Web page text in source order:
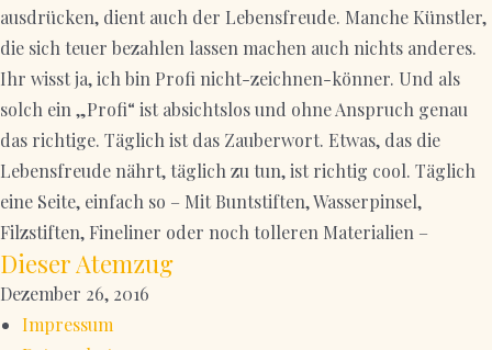
ausdrücken, dient auch der Lebensfreude. Manche Künstler,
die sich teuer bezahlen lassen machen auch nichts anderes.
Ihr wisst ja, ich bin Profi nicht-zeichnen-könner. Und als
solch ein „Profi“ ist absichtslos und ohne Anspruch genau
das richtige. Täglich ist das Zauberwort. Etwas, das die
Lebensfreude nährt, täglich zu tun, ist richtig cool. Täglich
eine Seite, einfach so – Mit Buntstiften, Wasserpinsel,
Filzstiften, Fineliner oder noch tolleren Materialien –
Dieser Atemzug
Dezember 26, 2016
Impressum